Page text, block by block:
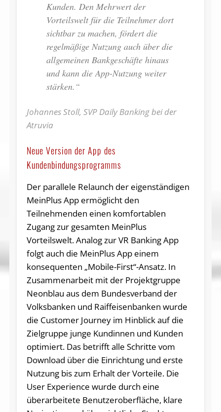
Kunden. Den Mehrwert der
Vorteilswelt für die Teilnehmer dort
sichtbar zu machen, fördert die
regelmäßige Nutzung auch über die
allgemeinen Bankgeschäfte hinaus
und kann die App-Nutzung weiter
stärken.“
Johannes Stoll, SVP Daily Banking bei der
Atruvia
Neue Version der App des
Kundenbindungsprogramms
Der parallele Relaunch der eigenständigen
MeinPlus App ermöglicht den
Teilnehmenden einen komfortablen
Zugang zur gesamten MeinPlus
Vorteilswelt. Analog zur VR Banking App
folgt auch die MeinPlus App einem
konsequenten „Mobile-First“-Ansatz. In
Zusammenarbeit mit der Projektgruppe
Neonblau aus dem Bundesverband der
Volksbanken und Raiffeisenbanken wurde
die Customer Journey im Hinblick auf die
Zielgruppe junge Kundinnen und Kunden
optimiert. Das betrifft alle Schritte vom
Download über die Einrichtung und erste
Nutzung bis zum Erhalt der Vorteile. Die
User Experience wurde durch eine
überarbeitete Benutzeroberfläche, klare